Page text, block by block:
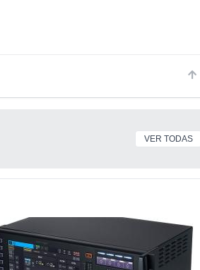
VER TODAS